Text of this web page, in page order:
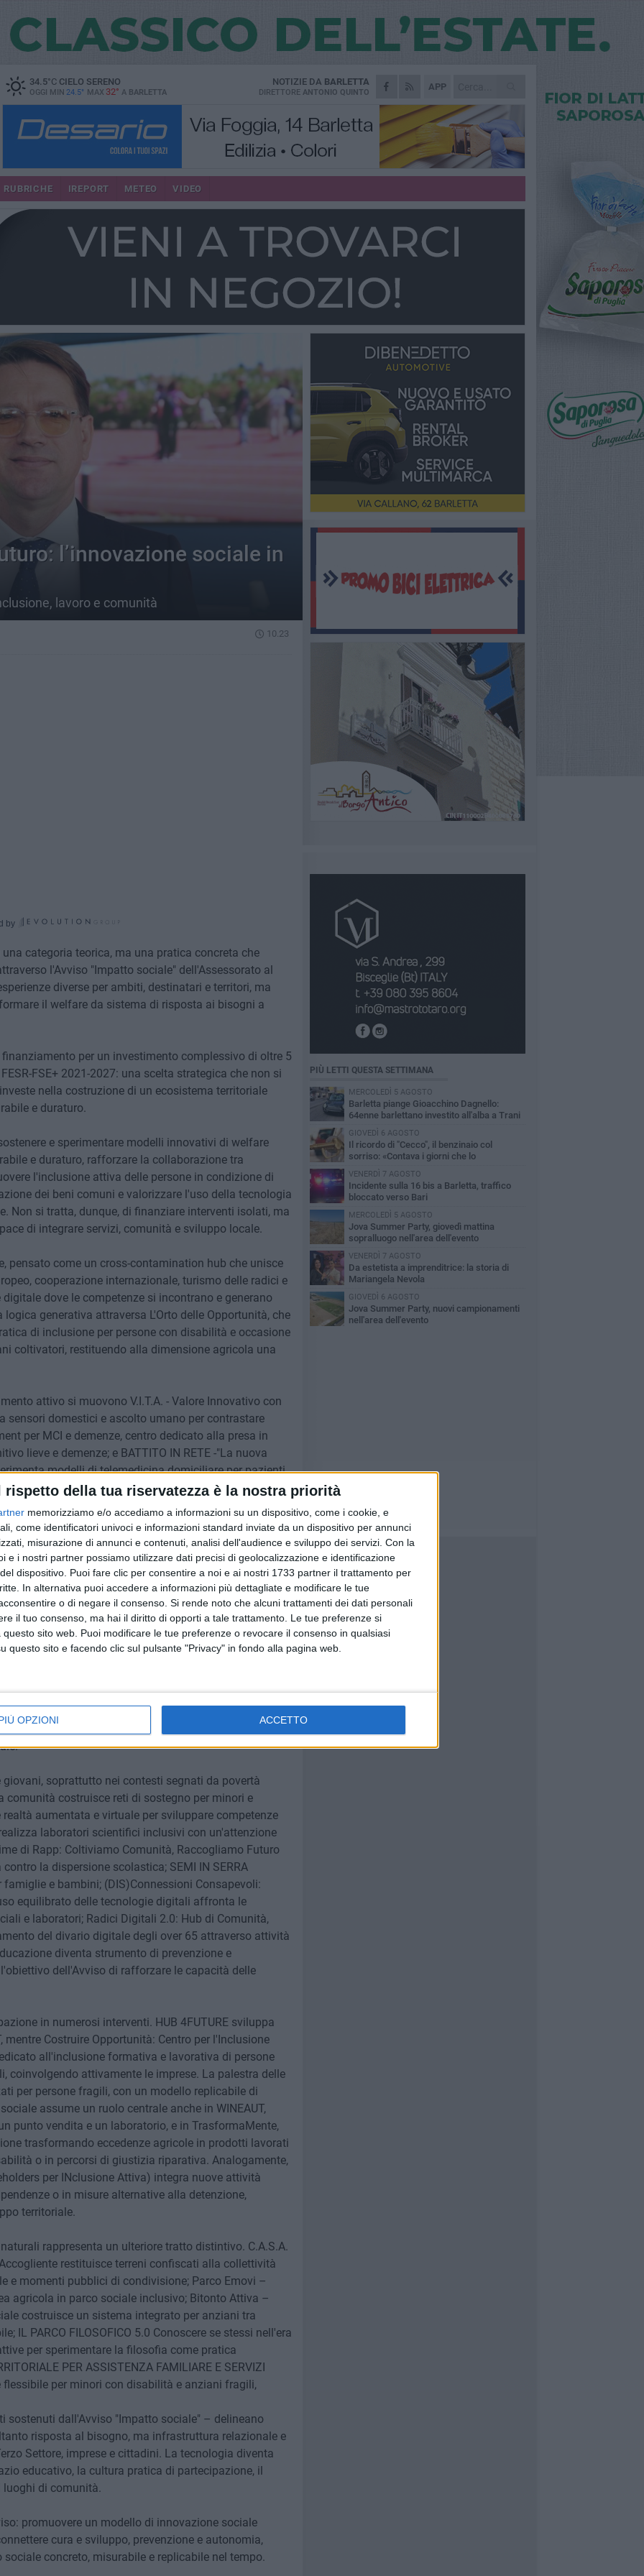
rispetto della tua riservatezza è la nostra priorità
memorizziamo e/o accediamo a informazioni su un dispositivo, come i cookie, e
come identificatori univoci e informazioni standard inviate da un dispositivo per annunci
misurazione di annunci e contenuti, analisi dell'audience e sviluppo dei servizi. Con la
e i nostri partner possiamo utilizzare dati precisi di geolocalizzazione e identificazione
dispositivo. Puoi fare clic per consentire a noi e ai nostri 1733 partner il trattamento per
In alternativa puoi accedere a informazioni più dettagliate e modificare le tue
o di negare il consenso. Si rende noto che alcuni trattamenti dei dati personali
il tuo consenso, ma hai il diritto di opporti a tale trattamento. Le tue preferenze si
sito web. Puoi modificare le tue preferenze o revocare il consenso in qualsiasi
questo sito e facendo clic sul pulsante "Privacy" in fondo alla pagina web.
OPZIONI ACCETTO
34.5°CCIELO SERENO
OGGI MIN 24.5° MAX 32° A BARLETTA
APP
NOTIZIE DA BARLETTA
DIRETTORE ANTONIO QUINTO
RUBRICHE IREPORT METEO VIDEO
l’innovazione sociale in
lavoro e comunità
10.23
by
categoria teorica, ma una pratica concreta che
l'Avviso "Impatto sociale" dell'Assessorato al
diverse per ambiti, destinatari e territori, ma
il welfare da sistema di risposta ai bisogni a
per un investimento complessivo di oltre 5
FSE+ 2021-2027: una scelta strategica che non si
nella costruzione di un ecosistema territoriale
e duraturo.
e sperimentare modelli innovativi di welfare
e duraturo, rafforzare la collaborazione tra
l'inclusione attiva delle persone in condizione di
dei beni comuni e valorizzare l'uso della tecnologia
Non si tratta, dunque, di finanziare interventi isolati, ma
di integrare servizi, comunità e sviluppo locale.
pensato come un cross-contamination hub che unisce
cooperazione internazionale, turismo delle radici e
dove le competenze si incontrano e generano
generativa attraversa L'Orto delle Opportunità, che
di inclusione per persone con disabilità e occasione
coltivatori, restituendo alla dimensione agricola una
attivo si muovono V.I.T.A. - Valore Innovativo con
sensori domestici e ascolto umano per contrastare
per MCI e demenze, centro dedicato alla presa in
lieve e demenze; e BATTITO IN RETE -"La nuova
modelli di telemedicina domiciliare per pazienti
nelle aree rurali. A questi si affiancano Community
del benessere psico-sociale degli over 65, e
domotica e intelligenza artificiale nelle residenze
tra cura e innovazione tecnologica.
di spazi collettivi e presìdi culturali. Assemblea
dispositivo di cittadinanza attiva, contrastando la
RI-ATTIVI – Comunità in rete per l'inclusione e
TARANTO - Spazio di innovazione per
del territorio puntano sulla rigenerazione urbana e
socio-lavorativa, mentre Taranto Comunità
multifunzionale in cui formazione, mentoring e
stessa prospettiva si inseriscono CALASANZIO
DI ESISTENZA, che evolvono esperienze di abitare
alla convivialità e al turismo esperienziale, ridefinendo
soprattutto nei contesti segnati da povertà
comunità costruisce reti di sostegno per minori e
aumentata e virtuale per sviluppare competenze
laboratori scientifici inclusivi con un'attenzione
di Rapp: Coltiviamo Comunità, Raccogliamo Futuro
la dispersione scolastica; SEMI IN SERRA
e bambini; (DIS)Connessioni Consapevoli:
equilibrato delle tecnologie digitali affronta le
e laboratori; Radici Digitali 2.0: Hub di Comunità,
del divario digitale degli over 65 attraverso attività
diventa strumento di prevenzione e
dell'Avviso di rafforzare le capacità delle
in numerosi interventi. HUB 4FUTURE sviluppa
mentre Costruire Opportunità: Centro per l'Inclusione
all'inclusione formativa e lavorativa di persone
coinvolgendo attivamente le imprese. La palestra delle
per persone fragili, con un modello replicabile di
assume un ruolo centrale anche in WINEAUT,
punto vendita e un laboratorio, e in TrasformaMente,
trasformando eccedenze agricole in prodotti lavorati
o in percorsi di giustizia riparativa. Analogamente,
per INclusione Attiva) integra nuove attività
o in misure alternative alla detenzione,
territoriale.
rappresenta un ulteriore tratto distintivo. C.A.S.A.
restituisce terreni confiscati alla collettività
e momenti pubblici di condivisione; Parco Emovi –
agricola in parco sociale inclusivo; Bitonto Attiva –
costruisce un sistema integrato per anziani tra
IL PARCO FILOSOFICO 5.0 Conoscere se stessi nell'era
per sperimentare la filosofia come pratica
PER ASSISTENZA FAMILIARE E SERVIZI
flessibile per minori con disabilità e anziani fragili,
sostenuti dall'Avviso "Impatto sociale" – delineano
risposta al bisogno, ma infrastruttura relazionale e
Settore, imprese e cittadini. La tecnologia diventa
educativo, la cultura pratica di partecipazione, il
luoghi di comunità.
promuovere un modello di innovazione sociale
cura e sviluppo, prevenzione e autonomia,
concreto, misurabile e replicabile nel tempo.
PIÙ LETTI QUESTA SETTIMANA
MERCOLEDÌ 5 AGOSTO
Barletta piange Gioacchino Dagnello:
64enne barlettano investito all'alba a Trani
GIOVEDÌ 6 AGOSTO
Il ricordo di "Cecco", il benzinaio col
sorriso: «Contava i giorni che lo
separavano dalla pensione»
VENERDÌ 7 AGOSTO
Incidente sulla 16 bis a Barletta, traffico
bloccato verso Bari
MERCOLEDÌ 5 AGOSTO
Jova Summer Party, giovedì mattina
sopralluogo nell'area dell'evento
VENERDÌ 7 AGOSTO
Da estetista a imprenditrice: la storia di
Mariangela Nevola
GIOVEDÌ 6 AGOSTO
Jova Summer Party, nuovi campionamenti
nell'area dell'evento